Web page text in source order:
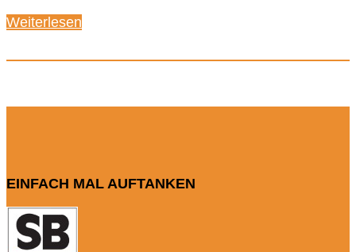
Weiterlesen
EINFACH MAL AUFTANKEN